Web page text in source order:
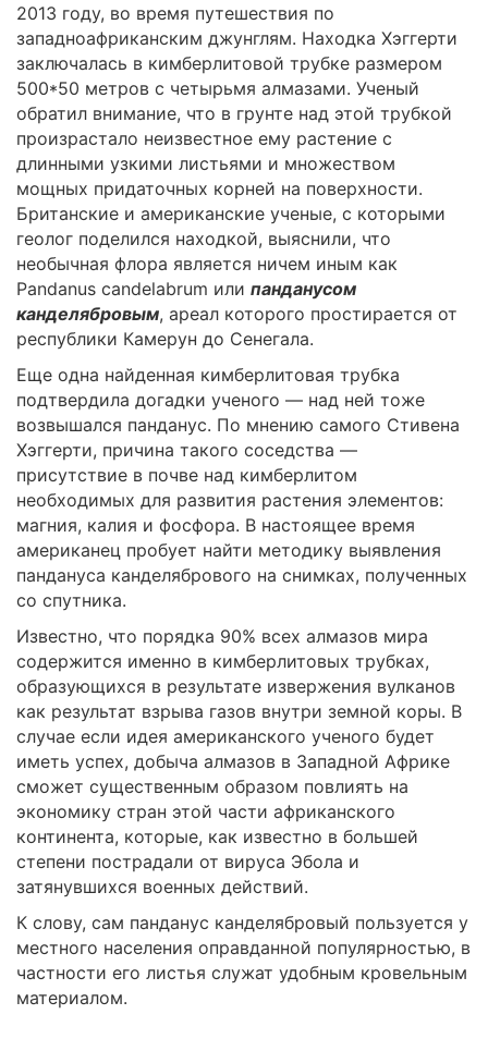
2013 году, во время путешествия по
западноафриканским джунглям. Находка Хэггерти
заключалась в кимберлитовой трубке размером
500*50 метров с четырьмя алмазами. Ученый
обратил внимание, что в грунте над этой трубкой
произрастало неизвестное ему растение с
длинными узкими листьями и множеством
мощных придаточных корней на поверхности.
Британские и американские ученые, с которыми
геолог поделился находкой, выяснили, что
необычная флора является ничем иным как
Pandanus candelabrum или панданусом
канделябровым, ареал которого простирается от
республики Камерун до Сенегала.
Еще одна найденная кимберлитовая трубка
подтвердила догадки ученого — над ней тоже
возвышался панданус. По мнению самого Стивена
Хэггерти, причина такого соседства —
присутствие в почве над кимберлитом
необходимых для развития растения элементов:
магния, калия и фосфора. В настоящее время
американец пробует найти методику выявления
пандануса канделябрового на снимках, полученных
со спутника.
Известно, что порядка 90% всех алмазов мира
содержится именно в кимберлитовых трубках,
образующихся в результате извержения вулканов
как результат взрыва газов внутри земной коры. В
случае если идея американского ученого будет
иметь успех, добыча алмазов в Западной Африке
сможет существенным образом повлиять на
экономику стран этой части африканского
континента, которые, как известно в большей
степени пострадали от вируса Эбола и
затянувшихся военных действий.
К слову, сам панданус канделябровый пользуется у
местного населения оправданной популярностью, в
частности его листья служат удобным кровельным
материалом.